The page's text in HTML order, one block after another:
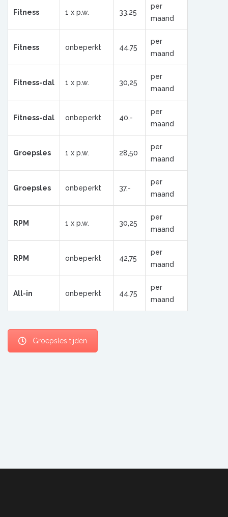
Fitness 1 x p.w. 33,25
per
maand
Fitness onbeperkt 44,75
per
maand
Fitness-dal 1 x p.w. 30,25
per
maand
Fitness-dal onbeperkt 40,-
per
maand
Groepsles 1 x p.w. 28,50
per
maand
Groepsles onbeperkt 37,-
per
maand
RPM 1 x p.w. 30,25
per
maand
RPM onbeperkt 42,75
per
maand
All-in onbeperkt 44,75
per
maand
Groepsles tijden